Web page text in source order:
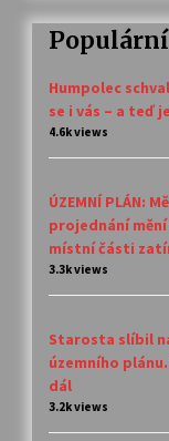
Humpolec
se i vás – a teď
4.6k views
ÚZEMNÍ PLÁN:
projednání
místní části
3.3k views
Starosta slíbil
územního
dál
3.2k views